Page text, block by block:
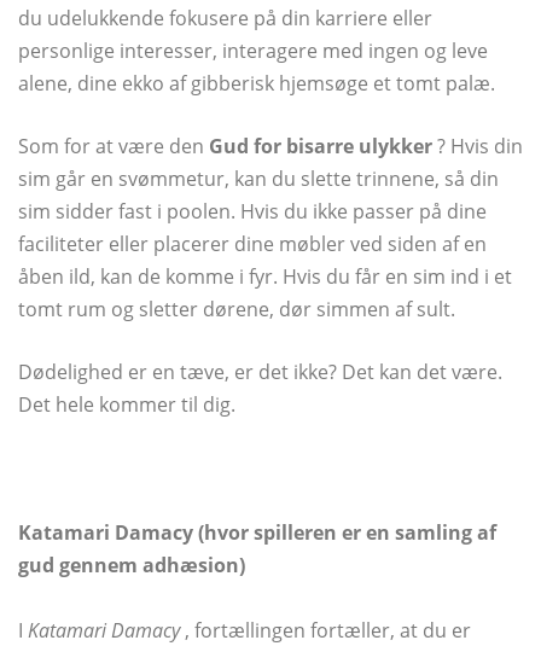
du udelukkende fokusere på din karriere eller
personlige interesser, interagere med ingen og leve
alene, dine ekko af gibberisk hjemsøge et tomt palæ.
Som for at være den Gud for bisarre ulykker? Hvis din
sim går en svømmetur, kan du slette trinnene, så din
sim sidder fast i poolen. Hvis du ikke passer på dine
faciliteter eller placerer dine møbler ved siden af ​​en
åben ild, kan de komme i fyr. Hvis du får en sim ind i et
tomt rum og sletter dørene, dør simmen af ​​sult.
Dødelighed er en tæve, er det ikke? Det kan det være.
Det hele kommer til dig.
Katamari Damacy (hvor spilleren er en samling af
gud gennem adhæsion)
I Katamari Damacy, fortællingen fortæller, at du er